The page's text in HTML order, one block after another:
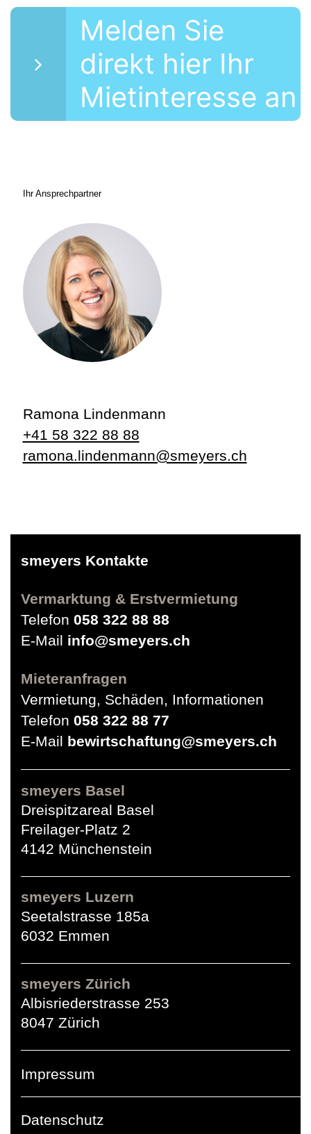
Melden Sie
direkt hier Ihr
Mietinteresse an
Ihr Ansprechpartner
Ramona Lindenmann
+41 58 322 88 88
ramona.lindenmann@smeyers.ch
smeyers Kontakte
Vermarktung & Erstvermietung
Telefon 058 322 88 88
E-Mail info@smeyers.ch
Mieteranfragen
Vermietung, Schäden, Informationen
Telefon 058 322 88 77
E-Mail bewirtschaftung@smeyers.ch
smeyers Basel
Dreispitzareal Basel
Freilager-Platz 2
4142 Münchenstein
smeyers Luzern
Seetalstrasse 185a
6032 Emmen
smeyers Zürich
Albisriederstrasse 253
8047 Zürich
Impressum
Datenschutz